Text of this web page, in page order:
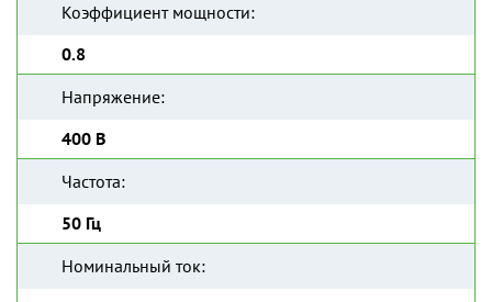
Коэффициент мощности:
0.8
Напряжение:
400 В
Частота:
50 Гц
Номинальный ток: